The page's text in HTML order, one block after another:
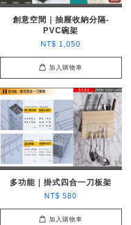
創意空間｜抽屜收納分隔-
PVC碗架
NT$ 1,050
加入購物車
多功能｜掛式四合一刀板架
NT$ 580
加入購物車